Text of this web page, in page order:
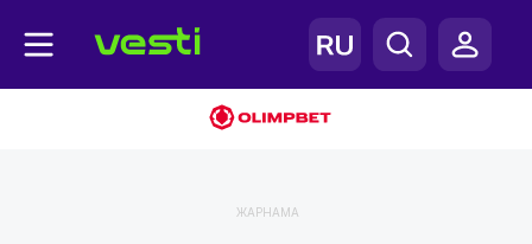
ЖАРНАМА